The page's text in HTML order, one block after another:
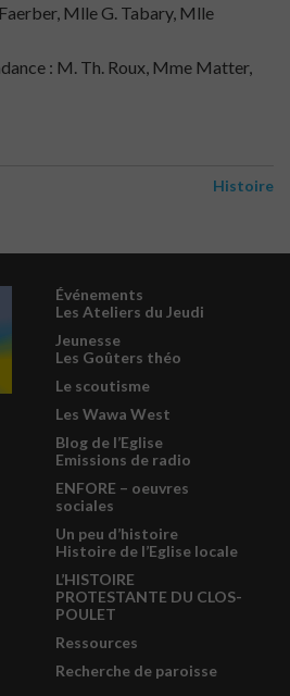
Mlle G. Tabary, Mlle
: M. Th. Roux, Mme Matter,
Histoire
Événements
Les Ateliers du Jeudi
Jeunesse
Les Goûters théo
Le scoutisme
Les Wawa West
Blog de l’Eglise
Emissions de radio
ENFORE – oeuvres
sociales
Un peu d’histoire
Histoire de l’Eglise locale
L’HISTOIRE
PROTESTANTE DU CLOS-
POULET
Ressources
Recherche de paroisse